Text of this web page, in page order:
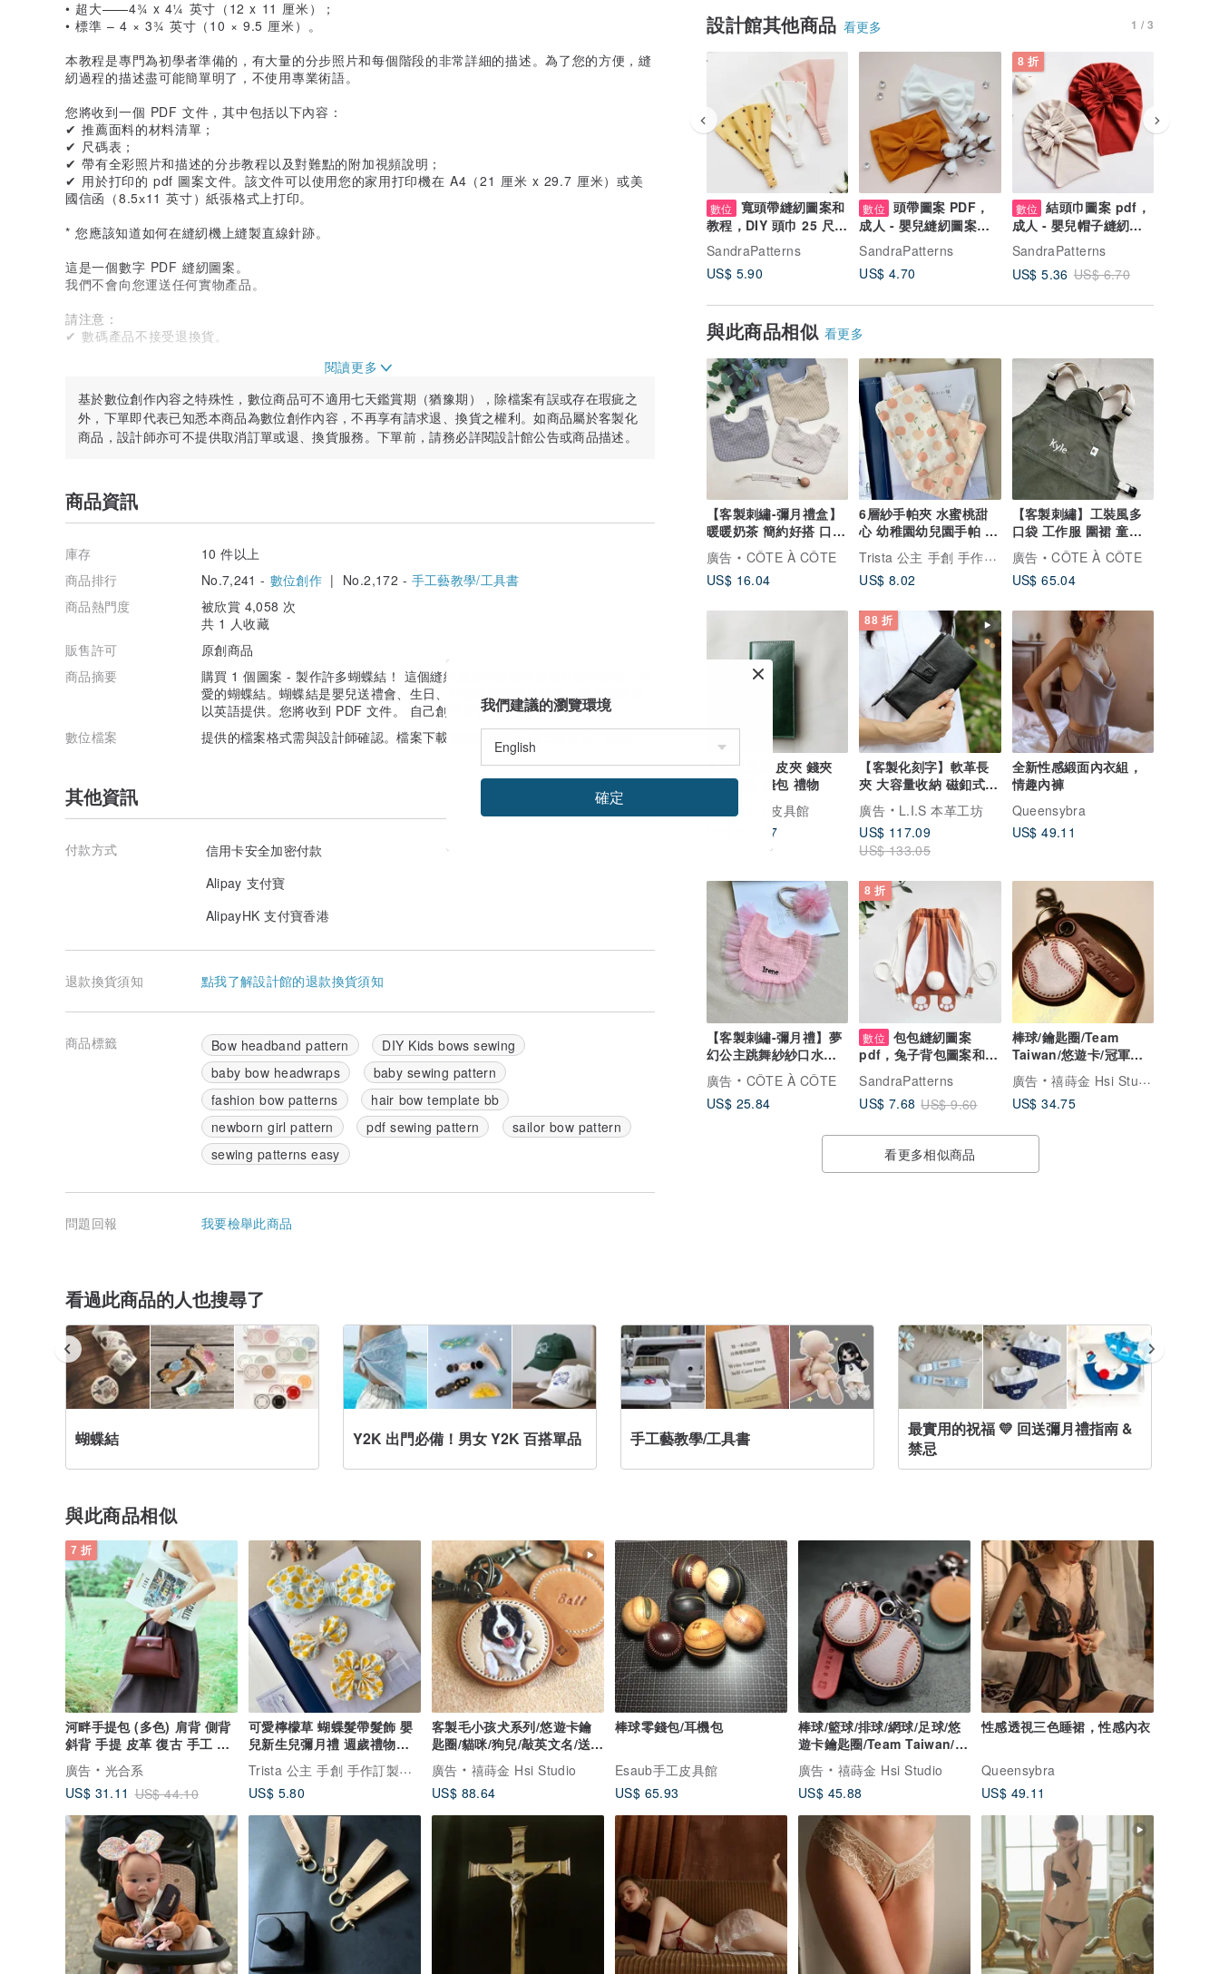
設計館其他商品 看更多 1 / 3
數位
寬頭帶縫紉圖案和
教程，DIY 頭巾 25 尺寸
數字下載
SandraPatterns
US$ 5.90
數位 頭帶圖案 PDF，
成人 - 嬰兒縫紉圖案和
教程，數字下載
SandraPatterns
US$ 4.70
8 折
數位
結頭巾圖案 pdf，
成人 - 嬰兒帽子縫紉圖
案 23 尺寸數字圖案
SandraPatterns
US$ 5.36 US$ 6.70
與此商品相似 看更多
【客製刺繡-彌月禮盒】
暖暖奶茶 簡約好搭 口水
巾
廣告
CÔTE À CÔTE
US$ 16.04
6層紗手帕夾 水蜜桃甜
心 幼稚園幼兒園手帕 新
生兒彌月禮
Trista 公主 手創 手作訂製寶寶禮物
US$ 8.02
【客製刺繡】工裝風多
口袋 工作服 圍裙 童裝
共兩色
廣告
CÔTE À CÔTE
US$ 65.04
客製化長夾 皮夾 錢夾
手工皮件 錢包 禮物
Esaub手工皮具館
US$ 217.37
88 折
【客製化刻字】軟革長
夾 大容量收納 磁釦式
生日禮物父親節禮物
廣告
L.I.S 本革工坊
US$ 117.09
US$ 133.05
全新性感緞面內衣組，
情趣內褲
Queensybra
US$ 49.11
【客製刺繡-彌月禮】夢
幻公主跳舞紗紗口水巾
花朵髮帶
廣告
CÔTE À CÔTE
US$ 25.84
8 折
數位 包包縫紉圖案
pdf，兔子背包圖案和教
程，數字圖案
SandraPatterns
US$ 7.68 US$ 9.60
棒球/鑰匙圈/Team
Taiwan/悠遊卡/冠軍優
惠/客製英文/免費贈吊飾
廣告
禧蒔金 Hsi Studio
US$ 34.75
看更多相似商品
• 超大——4¾ x 4¼ 英寸（12 x 11 厘米）；
• 標準 – 4 × 3¾ 英寸（10 × 9.5 厘米）。
本教程是專門為初學者準備的，有大量的分步照片和每個階段的非常詳細的描述。為了您的方便，縫
紉過程的描述盡可能簡單明了，不使用專業術語。
您將收到一個 PDF 文件，其中包括以下內容：
✔ 推薦面料的材料清單；
✔ 尺碼表；
✔ 帶有全彩照片和描述的分步教程以及對難點的附加視頻說明；
✔ 用於打印的 pdf 圖案文件。該文件可以使用您的家用打印機在 A4（21 厘米 x 29.7 厘米）或美
國信函（8.5х11 英寸）紙張格式上打印。
* 您應該知道如何在縫紉機上縫製直線針跡。
這是一個數字 PDF 縫紉圖案。
我們不會向您運送任何實物產品。
請注意：
✔ 數碼產品不接受退換貨。
圖案本身受版權保護，僅限購買者使用。禁止以任何方式複製或分發此模式和教程。
如果您有任何問題或不清楚任何說明，請隨時給我發消息，我將非常樂意為您提供幫助。
感謝您的光臨，祝您縫紉愉快！
基於數位創作內容之特殊性，數位商品可不適用七天鑑賞期（猶豫期），除檔案有誤或存在瑕疵之
外，下單即代表已知悉本商品為數位創作內容，不再享有請求退、換貨之權利。如商品屬於客製化
商品，設計師亦可不提供取消訂單或退、換貨服務。下單前，請務必詳閱設計館公告或商品描述。
商品資訊
庫存
10 件以上
商品排行
No.7,241 - 數位創作| No.2,172 - 手工藝教學/工具書
商品熱門度
被欣賞 4,058 次
共 1 人收藏
販售許可
原創商品
商品摘要
購買 1 個圖案 - 製作許多蝴蝶結！ 這個縫紉圖案和教程將有助於製作你自己可
愛的蝴蝶結。蝴蝶結是嬰兒送禮會、生日、聖誕節等的絕佳禮物。圖案和教程
以英語提供。您將收到 PDF 文件。 自己創造可愛的小東西！ 立即購買！
數位檔案
提供的檔案格式需與設計師確認。檔案下載期限為製作完成上傳後 90 天內。
其他資訊
付款方式
信用卡安全加密付款
Alipay 支付寶
AlipayHK 支付寶香港
退款換貨須知 點我了解設計館的退款換貨須知
商品標籤 Bow headband pattern
DIY Kids bows sewing
baby bow headwraps
baby sewing pattern
fashion bow patterns
hair bow template bb
newborn girl pattern
pdf sewing pattern
sailor bow pattern
sewing patterns easy
問題回報 我要檢舉此商品
看過此商品的人也搜尋了
蝴蝶結 Y2K 出門必備！男女 Y2K 百搭單品 手工藝教學/工具書
最實用的祝福 💛 回送彌月禮指南 &
禁忌
與此商品相似
7 折
河畔手提包 (多色) 肩背 側背
斜背 手提 皮革 復古 手工 禮
物 皮
廣告
光合系
US$ 31.11 US$ 44.10
可愛檸檬草 蝴蝶髮帶髮飾 嬰
兒新生兒彌月禮 週歲禮物玩
Trista 公主 手創 手作訂製寶寶禮物
US$ 5.80
客製毛小孩犬系列/悠遊卡鑰
匙圈/貓咪/狗兒/敲英文名/送
禮/紀念
廣告
禧蒔金 Hsi Studio
US$ 88.64
棒球零錢包/耳機包
Esaub手工皮具館
US$ 65.93
棒球/籃球/排球/網球/足球/悠
遊卡鑰匙圈/Team Taiwan/客
製
廣告
禧蒔金 Hsi Studio
US$ 45.88
性感透視三色睡裙，性感內衣
Queensybra
US$ 49.11
我們建議的瀏覽環境
確定